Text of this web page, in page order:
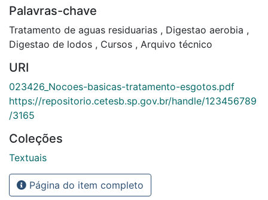
Palavras-chave
Tratamento de aguas residuarias , Digestao aerobia ,
Digestao de lodos , Cursos , Arquivo técnico
URI
023426_Nocoes-basicas-tratamento-esgotos.pdf
https://repositorio.cetesb.sp.gov.br/handle/123456789
/3165
Coleções
Textuais
Página do item completo